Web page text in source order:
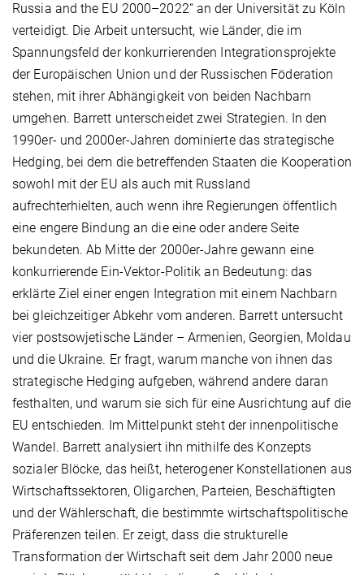
Russia and the EU 2000–2022“ an der Universität zu Köln
verteidigt. Die Arbeit untersucht, wie Länder, die im
Spannungsfeld der konkurrierenden Integrationsprojekte
der Europäischen Union und der Russischen Föderation
stehen, mit ihrer Abhängigkeit von beiden Nachbarn
umgehen. Barrett unterscheidet zwei Strategien. In den
1990er- und 2000er-Jahren dominierte das strategische
Hedging, bei dem die betreffenden Staaten die Kooperation
sowohl mit der EU als auch mit Russland
aufrechterhielten, auch wenn ihre Regierungen öffentlich
eine engere Bindung an die eine oder andere Seite
bekundeten. Ab Mitte der 2000er-Jahre gewann eine
konkurrierende Ein-Vektor-Politik an Bedeutung: das
erklärte Ziel einer engen Integration mit einem Nachbarn
bei gleichzeitiger Abkehr vom anderen. Barrett untersucht
vier postsowjetische Länder – Armenien, Georgien, Moldau
und die Ukraine. Er fragt, warum manche von ihnen das
strategische Hedging aufgeben, während andere daran
festhalten, und warum sie sich für eine Ausrichtung auf die
EU entschieden. Im Mittelpunkt steht der innenpolitische
Wandel. Barrett analysiert ihn mithilfe des Konzepts
sozialer Blöcke, das heißt, heterogener Konstellationen aus
Wirtschaftssektoren, Oligarchen, Parteien, Beschäftigten
und der Wählerschaft, die bestimmte wirtschaftspolitische
Präferenzen teilen. Er zeigt, dass die strukturelle
Transformation der Wirtschaft seit dem Jahr 2000 neue